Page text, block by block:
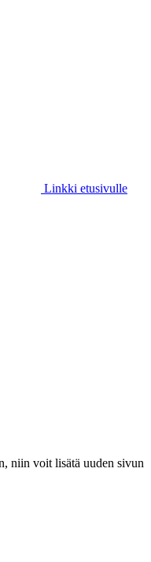
Linkki etusivulle
niin voit lisätä uuden sivun